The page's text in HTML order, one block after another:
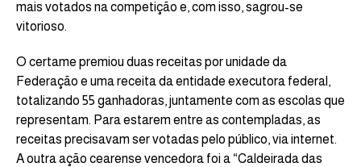
mais votados na competição e, com isso, sagrou-se
vitorioso.
O certame premiou duas receitas por unidade da
Federação e uma receita da entidade executora federal,
totalizando 55 ganhadoras, juntamente com as escolas que
representam. Para estarem entre as contempladas, as
receitas precisavam ser votadas pelo público, via internet.
A outra ação cearense vencedora foi a “Caldeirada das